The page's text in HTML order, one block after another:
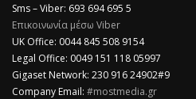
Sms – Viber: 693 694 695 5
Επικοινωνία μέσω Viber
​UK Office: 0044 845 508 9154
Legal Office: 0049 151 118 05997
Gigaset Network: 230 916 24902#9
Company Email: #mostmedia.gr